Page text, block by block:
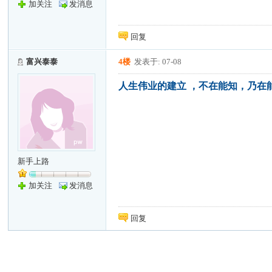
加关注 发消息
回复
富兴泰泰
新手上路
加关注 发消息
4楼 发表于: 07-08
人生伟业的建立 ，不在能知，乃在
回复